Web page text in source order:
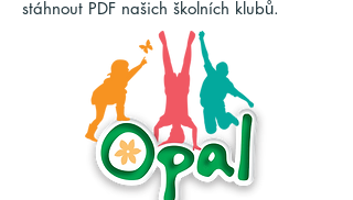
stáhnout PDF našich školních klubů.